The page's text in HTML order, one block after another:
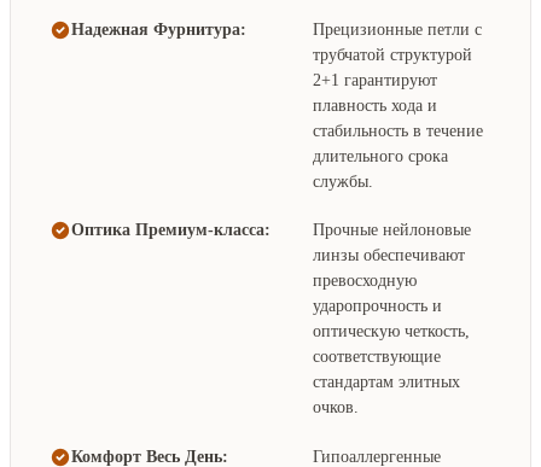
Надежная Фурнитура:
Прецизионные петли с
трубчатой структурой
2+1 гарантируют
плавность хода и
стабильность в течение
длительного срока
службы.
Оптика Премиум-класса:
Прочные нейлоновые
линзы обеспечивают
превосходную
ударопрочность и
оптическую четкость,
соответствующие
стандартам элитных
очков.
Комфорт Весь День:
Гипоаллергенные